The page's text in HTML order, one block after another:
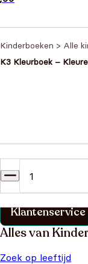
Kinderboeken > Alle
K3 Kleurboek –
Vind binnen no-
klantenservice
Klantenservice
Alles van
Zoek op leeftijd